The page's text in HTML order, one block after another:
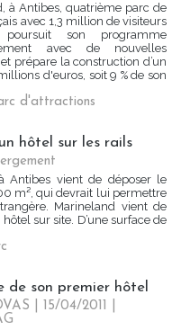
à Antibes, quatrième parc de
avec 1,3 million de visiteurs
son programme
avec de nouvelles
prépare la construction d’un
d'euros, soit 9 % de son
d'attractions
hôtel sur les rails
Antibes vient de déposer le
m², qui devrait lui permettre
Marineland vient de
sur site. D’une surface de
de son premier hôtel
| 15/04/2011